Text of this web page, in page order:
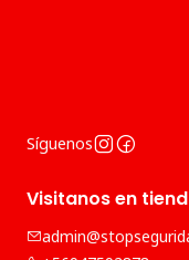
Síguenos
Visitanos en